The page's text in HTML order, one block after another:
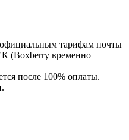
тарифам почты
(Boxberry временно
после 100% оплаты.